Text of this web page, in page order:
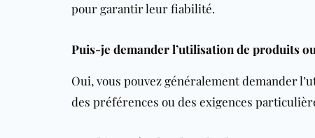
pour garantir leur fiabilité.
Puis-je demander l’utilisation de produits
Oui, vous pouvez généralement demander
des préférences ou des exigences